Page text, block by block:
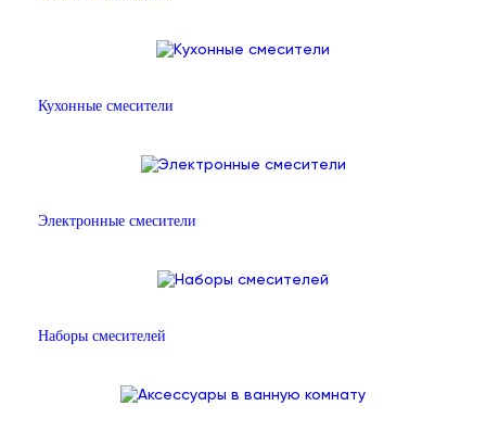
Кухонные смесители
Электронные смесители
Наборы смесителей